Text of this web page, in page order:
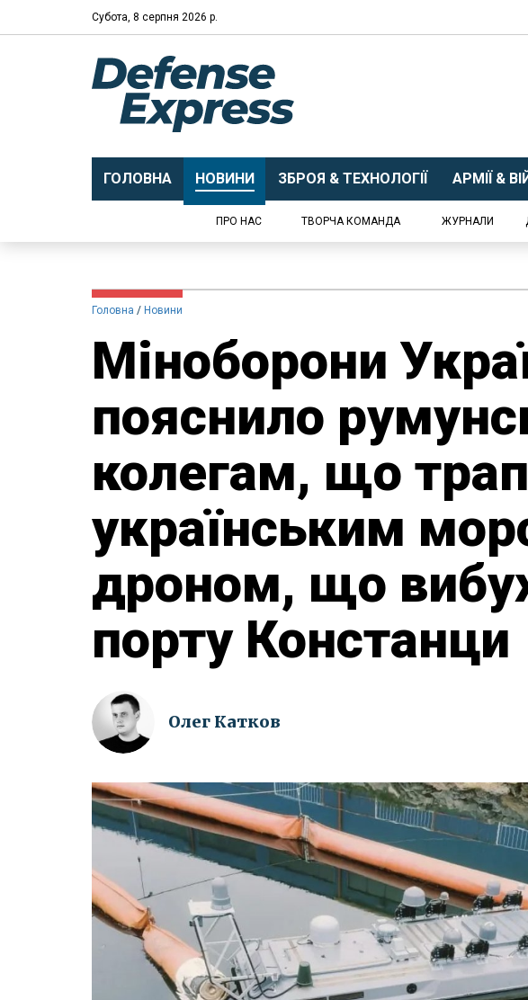
Субота, 8 серпня 2026 р.
ГОЛОВНА НОВИНИ ЗБРОЯ & ТЕХНОЛОГІЇ АРМІЇ &
ПРО НАС ТВОРЧА КОМАНДА ЖУРНАЛИ
Головна Новини
Міноборони
пояснило
колегам, що
українським
дроном, що
порту Констанци
Олег Катков